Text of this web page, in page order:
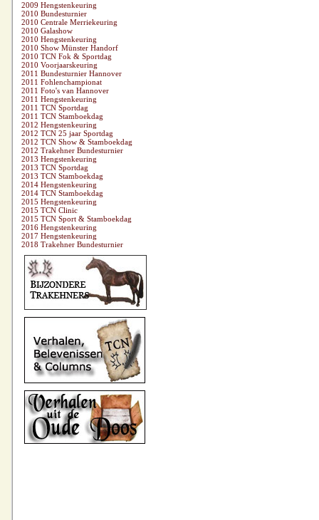
2009 Hengstenkeuring
2010 Bundesturnier
2010 Centrale Merriekeuring
2010 Galashow
2010 Hengstenkeuring
2010 Show Münster Handorf
2010 TCN Fok & Sportdag
2010 Voorjaarskeuring
2011 Bundesturnier Hannover
2011 Fohlenchampionat
2011 Foto's van Hannover
2011 Hengstenkeuring
2011 TCN Sportdag
2011 TCN Stamboekdag
2012 Hengstenkeuring
2012 TCN 25 jaar Sportdag
2012 TCN Show & Stamboekdag
2012 Trakehner Bundesturnier
2013 Hengstenkeuring
2013 TCN Sportdag
2013 TCN Stamboekdag
2014 Hengstenkeuring
2014 TCN Stamboekdag
2015 Hengstenkeuring
2015 TCN Clinic
2015 TCN Sport & Stamboekdag
2016 Hengstenkeuring
2017 Hengstenkeuring
2018 Trakehner Bundesturnier